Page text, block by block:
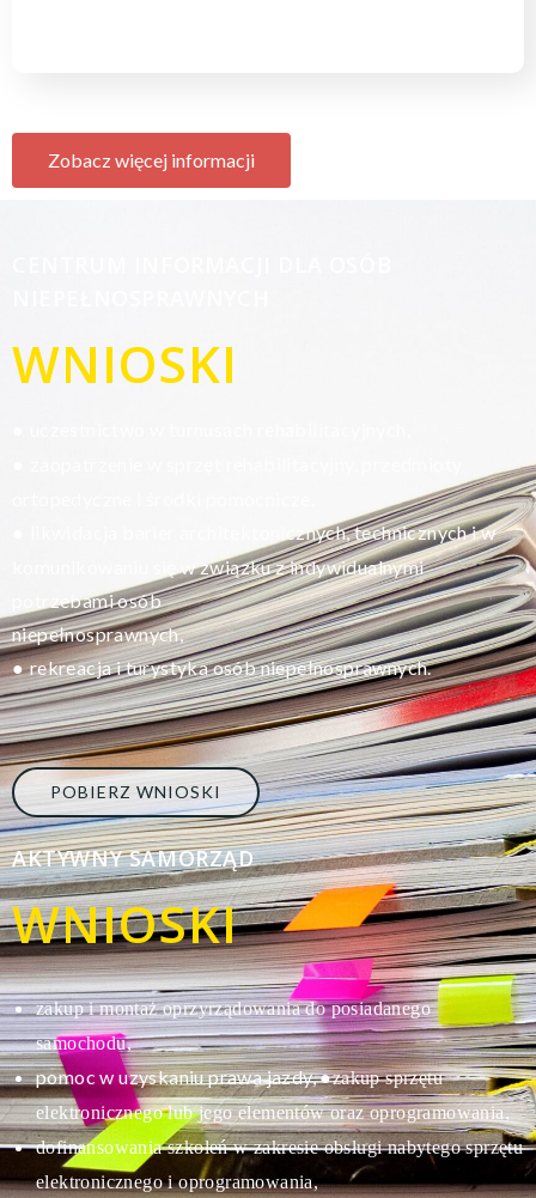
Zobacz więcej informacji
WNIOSKI
likwidacja barier architektonicznych, technicznych i w
komunikowaniu się w związku z indywidualnymi
potrzebami osób
niepełnosprawnych,
●rekreacja i turystyka osób niepełnosprawnych.
POBIERZ WNIOSKI
AKTYWNY SAMORZĄD
WNIOSKI
zakup i montaż oprzyrządowania do posiadanego
samochodu,
pomoc w uzyskaniu prawa jazdy,●zakup sprzętu
elektronicznego lub jego elementów oraz oprogramowania,
dofinansowania szkoleń w zakresie obsługi nabytego sprzętu
elektronicznego i oprogramowania,